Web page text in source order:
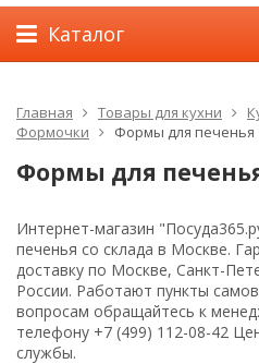
Каталог
Главная Товары для кухни
Формочки
Формы для печенья
Формы для
Интернет-магазин
печенья со склада в Москве.
доставку по Москве, Санкт-
России. Работают пункты
вопросам обращайтесь к
телефону +7 (499) 112-08-42
службы.